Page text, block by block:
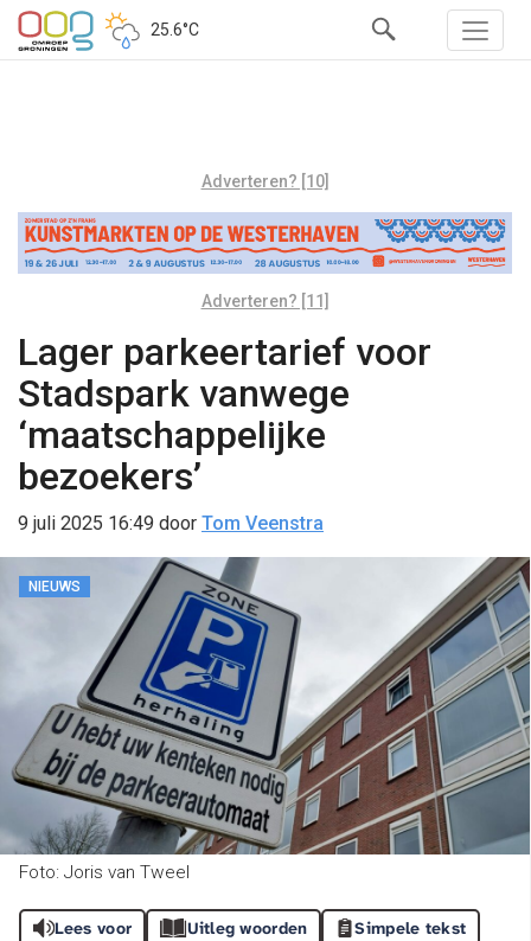
25.6°C
Adverteren? [10]
Adverteren? [11]
Lager parkeertarief voor
Stadspark vanwege
‘maatschappelijke
bezoekers’
9 juli 2025 16:49 door Tom Veenstra
NIEUWS
Foto: Joris van Tweel
Lees voor Uitleg woorden Simpele tekst